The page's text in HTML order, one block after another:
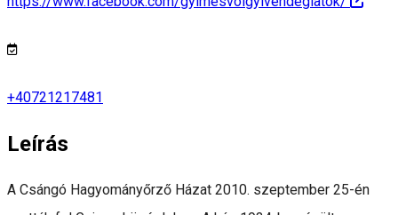
+40721217481
Leírás
A Csángó Hagyományőrző Házat 2010. szeptember 25-én